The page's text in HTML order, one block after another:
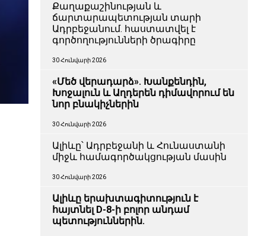
Քաղաքաշինության և
ճարտարապետության տարի
Ադրբեջանում. հաստատվել է
գործողությունների ծրագիրը
30 Հունվարի 2026
«Մեծ վերադարձ». Խանքենդին,
Խոջալուն և Աղդերեն դիմավորում են
նոր բնակիչներին
30 Հունվարի 2026
Ալիևը՝ Ադրբեջանի և Հունաստանի
միջև համագործակցության մասին
30 Հունվարի 2026
Ալիևը երախտագիտություն է
հայտնել D-8-ի բոլոր անդամ
պետություններին.